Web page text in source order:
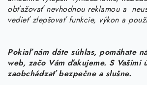
obťažovať nevhodnou reklamou a
vedieť zlepšovať funkcie, výkon a
Pokiaľ nám dáte súhlas, pomáhate
web, začo Vám ďakujeme. S Vašimi
zaobchádzať bezpečne a slušne.